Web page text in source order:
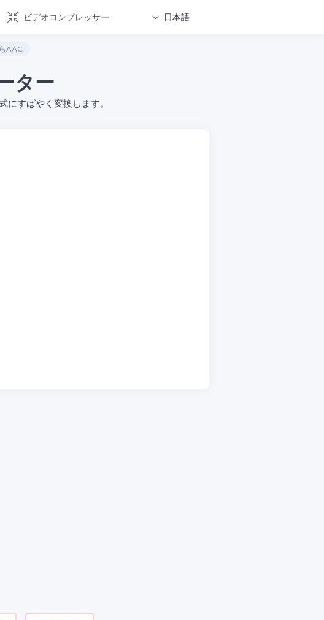
ビデオコンプレッサー 日本語
AAC
ター
すばやく変換します。